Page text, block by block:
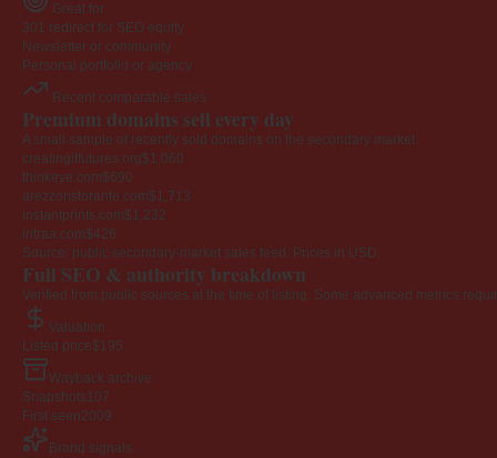
Great for
301 redirect for SEO equity
Newsletter or community
Personal portfolio or agency
Recent comparable sales
Premium domains sell every day
A small sample of recently sold domains on the secondary market.
creatingitfutures.org$1,060
thinkeye.com$690
arezzoristorante.com$1,713
instantprints.com$1,232
intraa.com$426
Source: public secondary-market sales feed. Prices in USD.
Full SEO & authority breakdown
Verified from public sources at the time of listing. Some advanced metrics
Valuation
Listed price$195
Wayback archive
Snapshots 107
First seen2009
Brand signals